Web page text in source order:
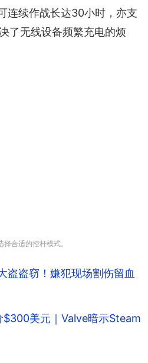
连续作战长达30小时，亦支
了无线设备频繁充电的烦
合适的控杆模式。
盗盗窃！嫌犯现场割伤留血
美元｜Valve暗示Steam